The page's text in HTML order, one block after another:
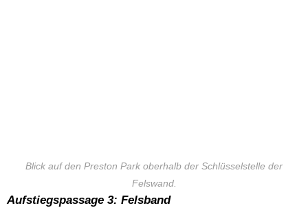
Blick auf den Preston Park oberhalb der Schlüsselstelle der
Felswand.
Aufstiegspassage 3: Felsband